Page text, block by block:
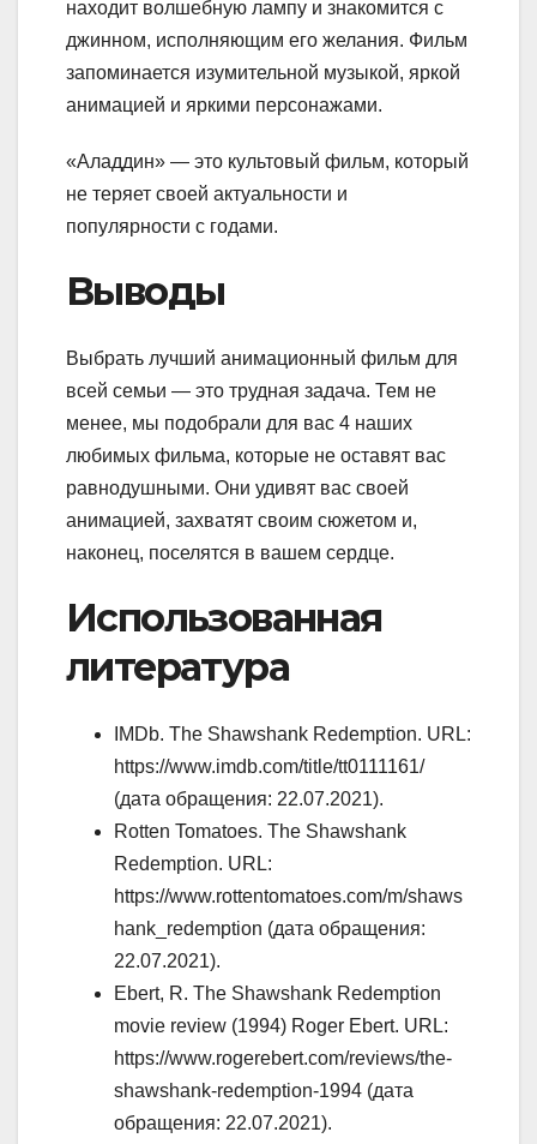
находит волшебную лампу и знакомится с
джинном, исполняющим его желания. Фильм
запоминается изумительной музыкой, яркой
анимацией и яркими персонажами.
«Аладдин» — это культовый фильм, который
не теряет своей актуальности и
популярности с годами.
Выводы
Выбрать лучший анимационный фильм для
всей семьи — это трудная задача. Тем не
менее, мы подобрали для вас 4 наших
любимых фильма, которые не оставят вас
равнодушными. Они удивят вас своей
анимацией, захватят своим сюжетом и,
наконец, поселятся в вашем сердце.
Использованная
литература
IMDb. The Shawshank Redemption. URL:
https://www.imdb.com/title/tt0111161/
(дата обращения: 22.07.2021).
Rotten Tomatoes. The Shawshank
Redemption. URL:
https://www.rottentomatoes.com/m/shaws
hank_redemption (дата обращения:
22.07.2021).
Ebert, R. The Shawshank Redemption
movie review (1994) Roger Ebert. URL:
https://www.rogerebert.com/reviews/the-
shawshank-redemption-1994 (дата
обращения: 22.07.2021).